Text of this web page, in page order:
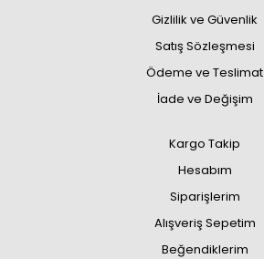
Gizlilik ve Güvenlik
Satış Sözleşmesi
Ödeme ve Teslimat
İade ve Değişim
Kargo Takip
Hesabım
Siparişlerim
Alışveriş Sepetim
Beğendiklerim